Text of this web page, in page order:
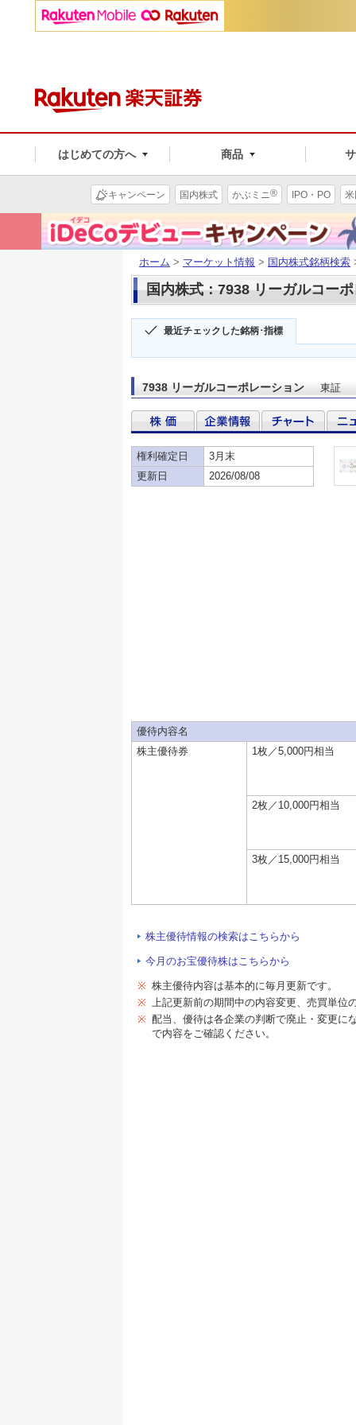
はじめての方へ 商品
キャンペーン 国内株式 かぶミニ® IPO・PO
ホーム > マーケット情報 > 国内株式銘柄検索
国内株式：7938 リーガルコー
最近チェックした銘柄･指標
7938 リーガルコーポレーション 東証
権利確定日
3月末
更新日
2026/08/08
優待内容名
株主優待券
1枚／5,000円相当
2枚／10,000円相当
3枚／15,000円相当
株主優待情報の検索はこちらから
今月のお宝優待株はこちらから
※ 株主優待内容は基本的に毎月更新です。
※ 上記更新前の期間中の内容変更、売買単位
※ 配当、優待は各企業の判断で廃止・変更に
で内容をご確認ください。